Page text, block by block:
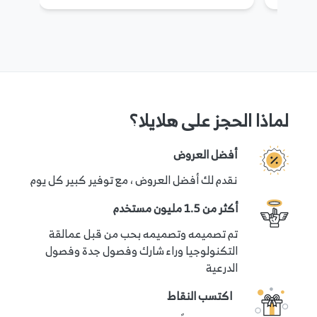
سياسة الإلغاء
اتصلت بنا قبل 24 ساعة على الأقل من وقت الحجز.
لماذا الحجز على هلايلا؟
أفضل العروض
نقدم لك أفضل العروض ، مع توفير كبير كل يوم
أكثر من 1.5 مليون مستخدم
تم تصميمه وتصميمه بحب من قبل عمالقة
التكنولوجيا وراء شارك وفصول جدة وفصول
الدرعية
اكتسب النقاط